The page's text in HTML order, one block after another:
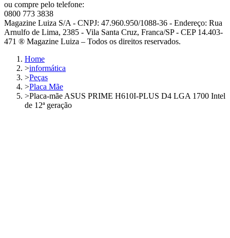
ou compre pelo telefone:
0800 773 3838
Magazine Luiza S/A - CNPJ: 47.960.950/1088-36 - Endereço: Rua
Arnulfo de Lima, 2385 - Vila Santa Cruz, Franca/SP - CEP 14.403-
471 ® Magazine Luiza – Todos os direitos reservados.
Home
>informática
>Peças
>Placa Mãe
>Placa-mãe ASUS PRIME H610I-PLUS D4 LGA 1700 Intel
de 12ª geração